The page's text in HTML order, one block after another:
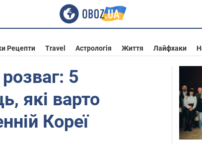
Рецепти Travel Астрологія Життя Лайфхаки
5
які варто
Кореї